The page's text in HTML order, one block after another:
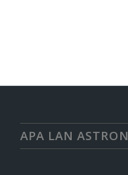
APA LAN